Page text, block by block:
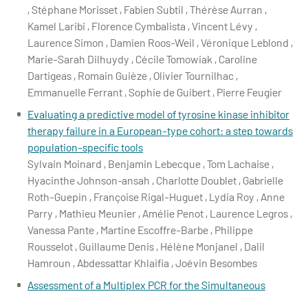
, Stéphane Morisset , Fabien Subtil , Thérèse Aurran ,
Kamel Laribi , Florence Cymbalista , Vincent Lévy ,
Laurence Simon , Damien Roos-Weil , Véronique Leblond ,
Marie-Sarah Dilhuydy , Cécile Tomowiak , Caroline
Dartigeas , Romain Guièze , Olivier Tournilhac ,
Emmanuelle Ferrant , Sophie de Guibert , Pierre Feugier
Evaluating a predictive model of tyrosine kinase inhibitor
therapy failure in a European-type cohort: a step towards
population-specific tools
Sylvain Moinard , Benjamin Lebecque , Tom Lachaise ,
Hyacinthe Johnson‐ansah , Charlotte Doublet , Gabrielle
Roth-Guepin , Françoise Rigal-Huguet , Lydia Roy , Anne
Parry , Mathieu Meunier , Amélie Penot , Laurence Legros ,
Vanessa Pante , Martine Escoffre-Barbe , Philippe
Rousselot , Guillaume Denis , Hélène Monjanel , Dalil
Hamroun , Abdessattar Khlaifia , Joévin Besombes
Assessment of a Multiplex PCR for the Simultaneous